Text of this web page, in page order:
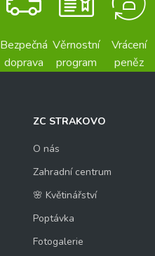
Bezpečná
doprava
Věrnostní
program
Vrácení
peněz
ZC STRAKOVO
O nás
Zahradní centrum
🌸 Květinářství
Poptávka
Fotogalerie